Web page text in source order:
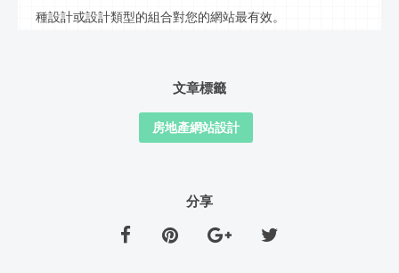
種設計或設計類型的組合對您的網站最有效。
文章標籤
房地產網站設計
分享